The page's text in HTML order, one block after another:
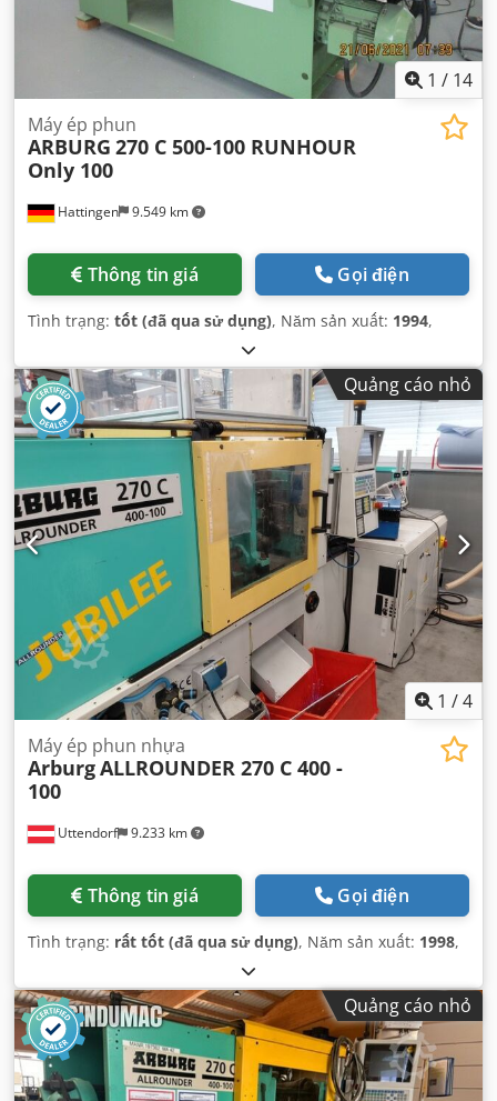
1 / 14
Hattingen 9.549 km
Máy ép phun
ARBURG 270 C 500-100 RUNHOUR
Only 100
Thông tin giá Gọi điện
Tình trạng: tốt (đã qua sử dụng), Năm sản xuất: 1994,
Quảng cáo nhỏ
1 /4
Uttendorf 9.233 km
Máy ép phun nhựa
ArburgALLROUNDER 270 C 400 -
100
Thông tin giá Gọi điện
Tình trạng: rất tốt (đã qua sử dụng), Năm sản xuất: 1998,
Quảng cáo nhỏ